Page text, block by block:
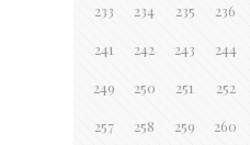
233 234 235 236
241 242 243 244
249 250 251 252
257 258 259 260